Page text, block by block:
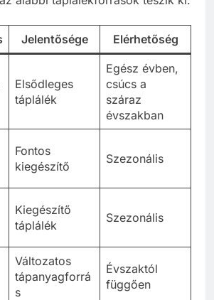
Jelentősége Elérhetőség
Elsődleges
táplálék
Egész évben,
csúcs a
száraz
évszakban
Fontos
kiegészítő
Szezonális
Kiegészítő
táplálék
Szezonális
Változatos
tápanyagforrá
s
Évszaktól
függően